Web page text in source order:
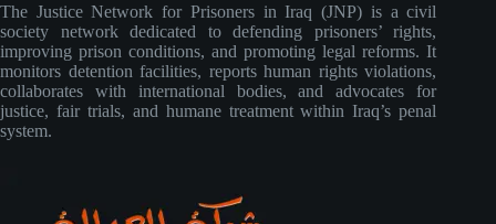
The Justice Network for Prisoners in Iraq (JNP) is a civil
society network dedicated to defending prisoners’ rights,
improving prison conditions, and promoting legal reforms. It
monitors detention facilities, reports human rights violations,
collaborates with international bodies, and advocates for
justice, fair trials, and humane treatment within Iraq’s penal
system.